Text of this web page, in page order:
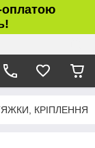
КРІПЛЕННЯ